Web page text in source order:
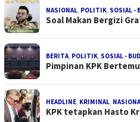
NASIONAL POLITIK SOSIAL -
Soal Makan Bergizi
BERITA POLITIK SOSIAL -
Pimpinan KPK
HEADLINE KRIMINAL
KPK tetapkan Hasto